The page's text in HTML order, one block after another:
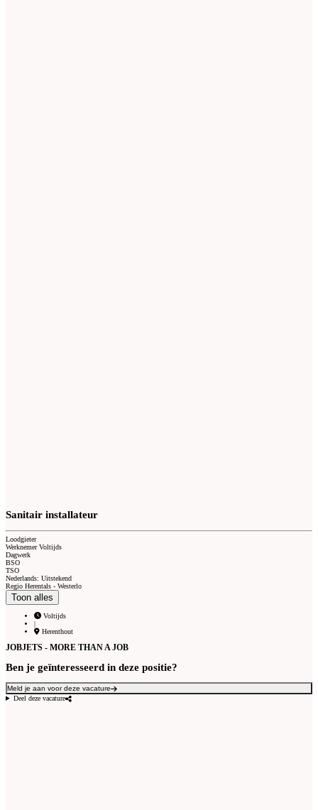
Sanitair installateur
Loodgieter
Werknemer Voltijds
Dagwerk
BSO
TSO
Nederlands: Uitstekend
Regio Herentals - Westerlo
Toon alles
Voltijds
|
Herenthout
JOBJETS - MORE THAN A JOB
Ben je geïnteresseerd in deze positie?
Meld je aan voor deze vacature
Deel deze vacature